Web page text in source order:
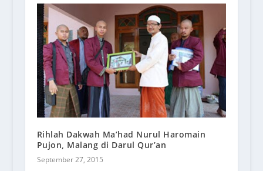
Rihlah Dakwah Ma’had Nurul Haromain
Pujon, Malang di Darul Qur’an
September 27, 2015